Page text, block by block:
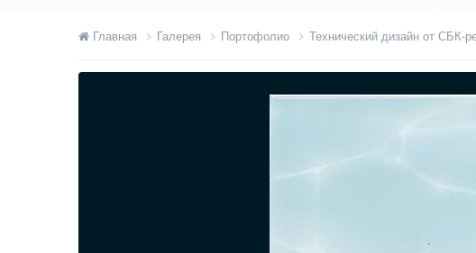
Главная Галерея Портофолио Технический дизайн от СБК-